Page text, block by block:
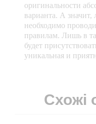
оригинальности
варианта. А
необходимо
правилам. Лишь в
будет
уникальная и
Схожі